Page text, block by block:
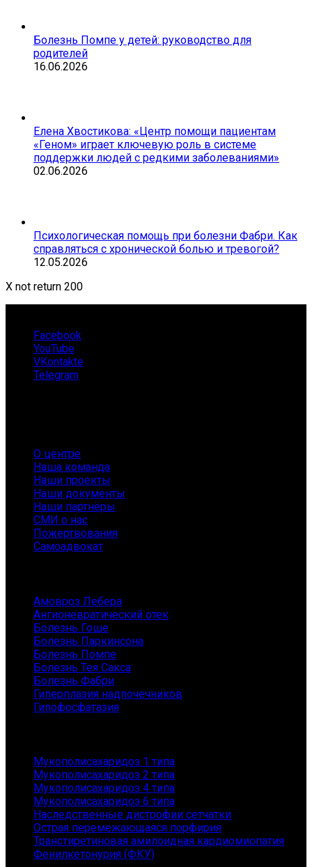
Болезнь Помпе у детей: руководство для
родителей
16.06.2026
Елена Хвостикова: «Центр помощи пациентам
«Геном» играет ключевую роль в системе
поддержки людей с редкими заболеваниями»
02.06.2026
Психологическая помощь при болезни Фабри. Как
справляться с хронической болью и тревогой?
12.05.2026
X not return 200
Facebook
YouTube
VKontakte
Telegram
О центре
Наша команда
Наши проекты
Наши документы
Наши партнёры
СМИ о нас
Пожертвования
Самоадвокат
Амовроз Лебера
Ангионевратический отек
Болезнь Гоше
Болезнь Паркинсона
Болезнь Помпе
Болезнь Тея Сакса
Болезнь Фабри
Гиперплазия надпочечников
Гипофосфатазия
Мукополисахаридоз 1 типа
Мукополисахаридоз 2 типа
Мукополисахаридоз 4 типа
Мукополисахаридоз 6 типа
Наследственные дистрофии сетчатки
Острая перемежающаяся порфирия
Транстиретиновая амилоидная кардиомиопатия
Фенилкетонурия (ФКУ)